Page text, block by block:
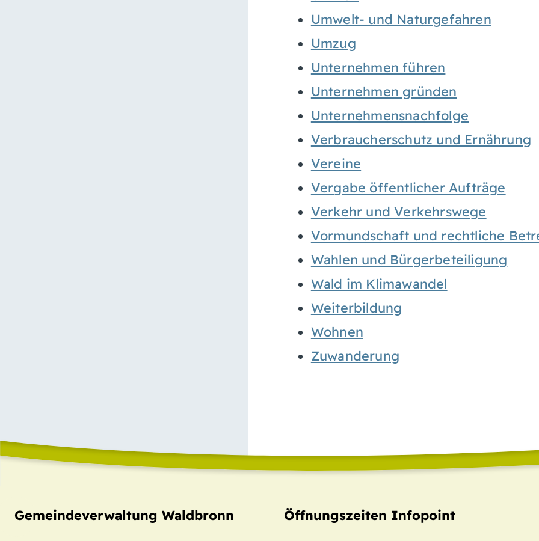
Umwelt- und Naturgefahren
Umzug
Unternehmen führen
Unternehmen gründen
Unternehmensnachfolge
Verbraucherschutz und Ernährung
Vereine
Vergabe öffentlicher Aufträge
Verkehr und Verkehrswege
Vormundschaft und rechtliche
Wahlen und Bürgerbeteiligung
Wald im Klimawandel
Weiterbildung
Wohnen
Zuwanderung
Gemeindeverwaltung Waldbronn Öffnungszeiten Infopoint